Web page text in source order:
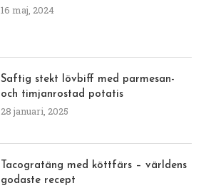
16 maj, 2024
Saftig stekt lövbiff med parmesan-
och timjanrostad potatis
28 januari, 2025
Tacogratäng med köttfärs – världens
godaste recept